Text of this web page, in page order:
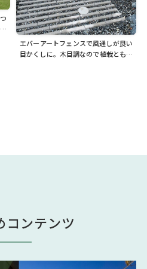
エバーアートフェンスで風通しが良い
目かくしに。木目調なので植栽とも調
コンテンツ